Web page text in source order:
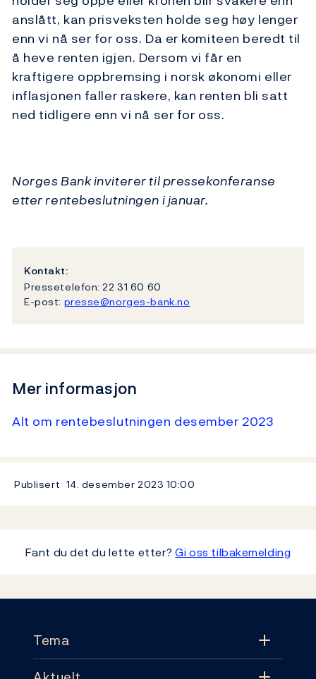
anslått, kan prisveksten holde seg høy lenger
enn vi nå ser for oss. Da er komiteen beredt til
å heve renten igjen. Dersom vi får en
kraftigere oppbremsing i norsk økonomi eller
inflasjonen faller raskere, kan renten bli satt
ned tidligere enn vi nå ser for oss.
Norges Bank inviterer til pressekonferanse
etter rentebeslutningen i januar.
Kontakt:
Pressetelefon: 22 31 60 60
E-post: presse@norges-bank.no
Mer informasjon
Alt om rentebeslutningen desember 2023
Publisert 14. desember 2023 10:00
Fant du det du lette etter?Gi oss tilbakemelding
Tema